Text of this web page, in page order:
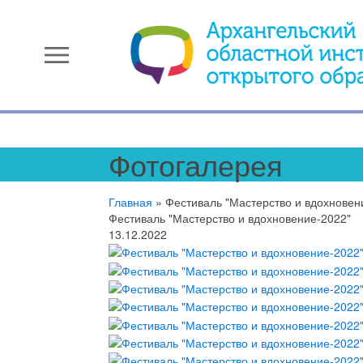
menu
Фотогалерея
Главная »Фестиваль "Мастерство и
Фестиваль "Мастерство и вдохновение-2022"
13.12.2022